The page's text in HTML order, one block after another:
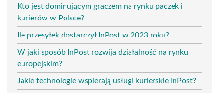
Kto jest dominującym graczem na rynku paczek i
kurierów w Polsce?
Ile przesyłek dostarczył InPost w 2023 roku?
W jaki sposób InPost rozwija działalność na rynku
europejskim?
Jakie technologie wspierają usługi kurierskie InPost?